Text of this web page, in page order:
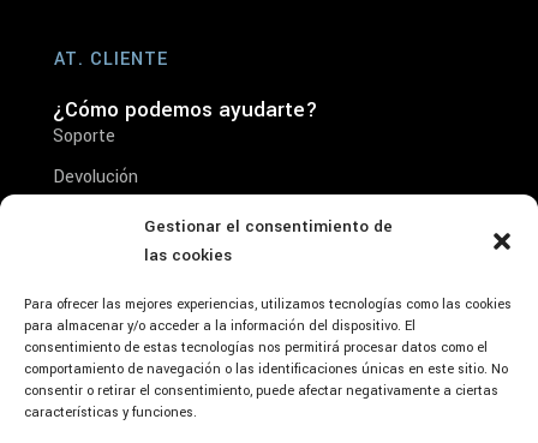
Gestionar el consentimiento de
las cookies
Para ofrecer las mejores experiencias, utilizamos tecnologías como las cookies
para almacenar y/o acceder a la información del dispositivo. El
consentimiento de estas tecnologías nos permitirá procesar datos como el
comportamiento de navegación o las identificaciones únicas en este sitio. No
consentir o retirar el consentimiento, puede afectar negativamente a ciertas
características y funciones.
AT. CLIENTE
¿Cómo podemos ayudarte?
Soporte
Devolución
Condiciones de venta
Aviso Legal- Condiciones de Uso y Aceptación
del Producto